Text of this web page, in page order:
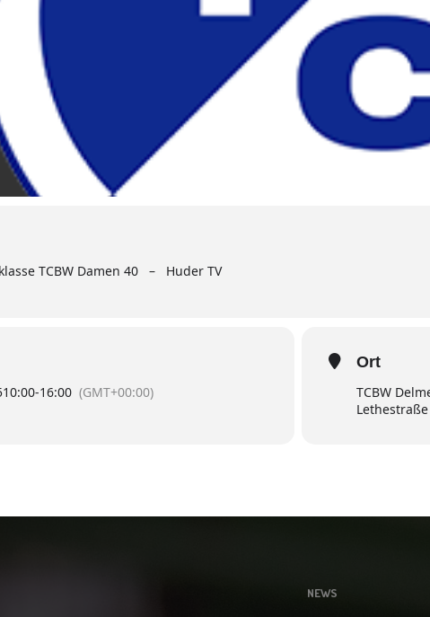
TCBW Damen 40 – Huder TV
10:00-16:00 (GMT+00:00)
Ort
TCBW
NEWS